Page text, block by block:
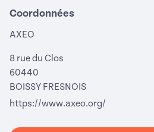
Coordonnées
AXEO
8 rue du Clos
60440
BOISSY FRESNOIS
https://www.axeo.org/